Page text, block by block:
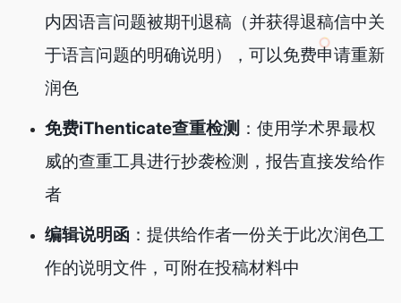
内因语言问题被期刊退稿（并获得退稿信中关
于语言问题的明确说明），可以免费申请重新
润色
免费iThenticate查重检测 ：使用学术界最权
威的查重工具进行抄袭检测，报告直接发给作
者
编辑说明函 ：提供给作者一份关于此次润色工
作的说明文件，可附在投稿材料中